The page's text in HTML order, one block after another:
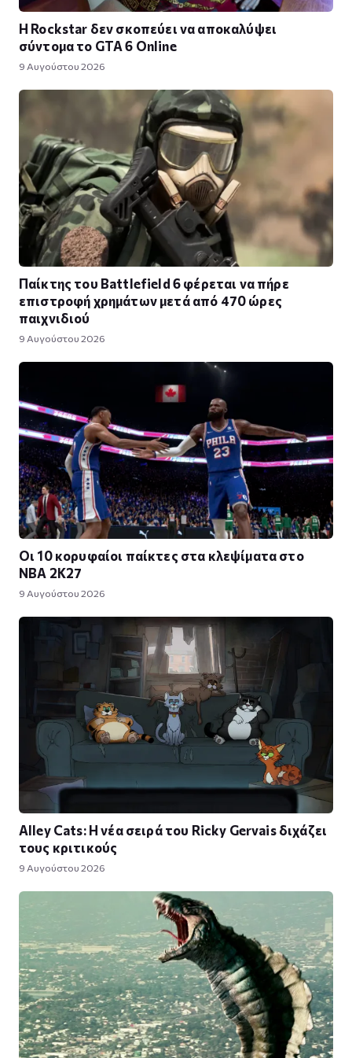
Η Rockstar δεν σκοπεύει να αποκαλύψει
σύντομα το GTA 6 Online
9 Αυγούστου 2026
Παίκτης του Battlefield 6 φέρεται να πήρε
επιστροφή χρημάτων μετά από 470 ώρες
παιχνιδιού
9 Αυγούστου 2026
Οι 10 κορυφαίοι παίκτες στα κλεψίματα στο
NBA 2K27
9 Αυγούστου 2026
Alley Cats: Η νέα σειρά του Ricky Gervais διχάζει
τους κριτικούς
9 Αυγούστου 2026